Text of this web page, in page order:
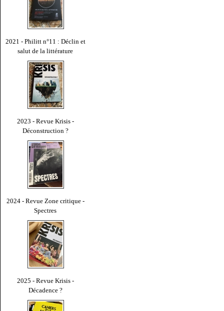
2021 - Philitt n°11 : Déclin et
salut de la littérature
2023 - Revue Krisis -
Déconstruction ?
2024 - Revue Zone critique -
Spectres
2025 - Revue Krisis -
Décadence ?